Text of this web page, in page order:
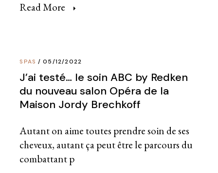
Read More
SPAS 05/12/2022
J’ai testé… le soin ABC by Redken
du nouveau salon Opéra de la
Maison Jordy Brechkoff
Autant on aime toutes prendre soin de ses
cheveux, autant ça peut être le parcours du
combattant p